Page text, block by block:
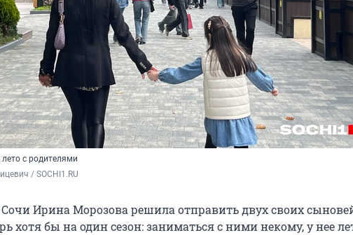
с родителями
/ SOCHI1.RU
Ирина Морозова решила отправить двух своих
хотя бы на один сезон: заниматься с ними некому, у нее